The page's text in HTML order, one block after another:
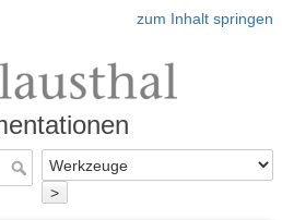
zum Inhalt springen
>